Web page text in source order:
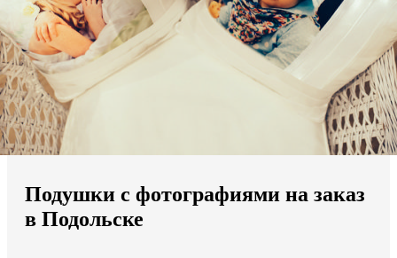
Мы доставляем по всему миру
Продолжить без города
Подушки с фотографиями на заказ
в Подольске